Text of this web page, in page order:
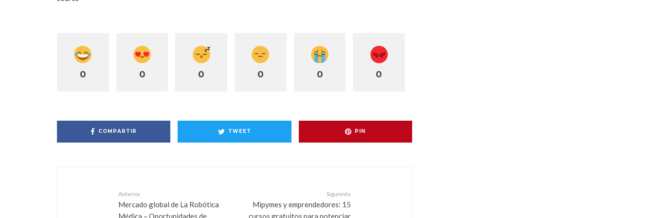
0 0 0 0 0 0
COMPARTIR TWEET PIN
Anterior
Mercado global de La Robótica
Médica – Oportunidades de
Siguiente
Mipymes y emprendedores: 15
cursos gratuitos para potenciar